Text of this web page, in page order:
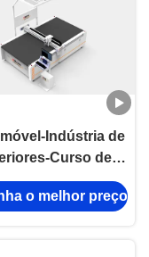
Indústria de
Curso de
Cobre do banco
Corte digital de
o melhor preço